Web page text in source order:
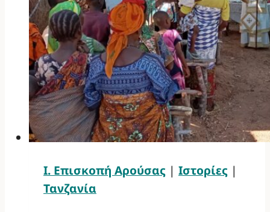
Ι. Επισκοπή Αρούσας | Ιστορίες |
Τανζανία